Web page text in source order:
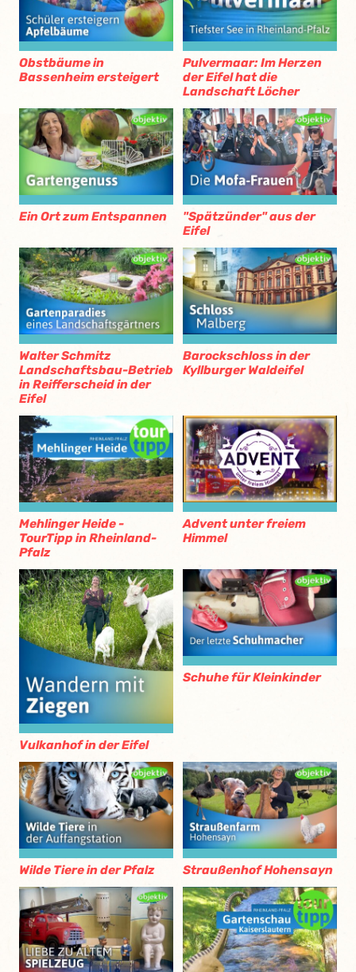
Obstbäume in
Bassenheim ersteigert
Pulvermaar: Im Herzen
der Eifel hat die
Landschaft Löcher
Ein Ort zum Entspannen
"Spätzünder" aus der
Eifel
Walter Schmitz
Landschaftsbau-Betrieb
in Reifferscheid in der
Eifel
Barockschloss in der
Kyllburger Waldeifel
Mehlinger Heide -
TourTipp in Rheinland-
Pfalz
Advent unter freiem
Himmel
Vulkanhof in der Eifel
Schuhe für Kleinkinder
Wilde Tiere in der Pfalz Straußenhof Hohensayn